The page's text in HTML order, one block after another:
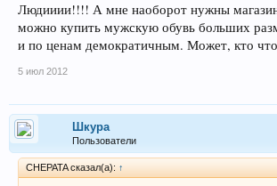
Людииии!!!! А мне наоборот нужны
можно купить мужскую обувь больших
и по ценам демократичным. Может, кто
5 июл 2012
Шкура
Пользователи
CHEPATA сказал(а): ↑